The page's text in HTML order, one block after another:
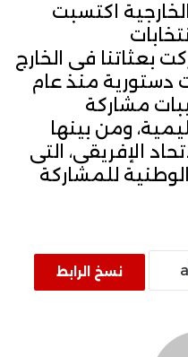
اكتسبت
بعثاتنا فى الخارج
دستورية منذ عام
مشاركة
ومن بينها
الإفريقى، التى
للمشاركة
نسخ الرابط